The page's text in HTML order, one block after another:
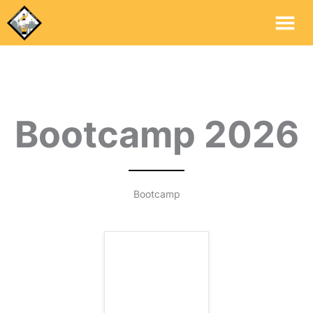
Bootcamp 2026
Bootcamp